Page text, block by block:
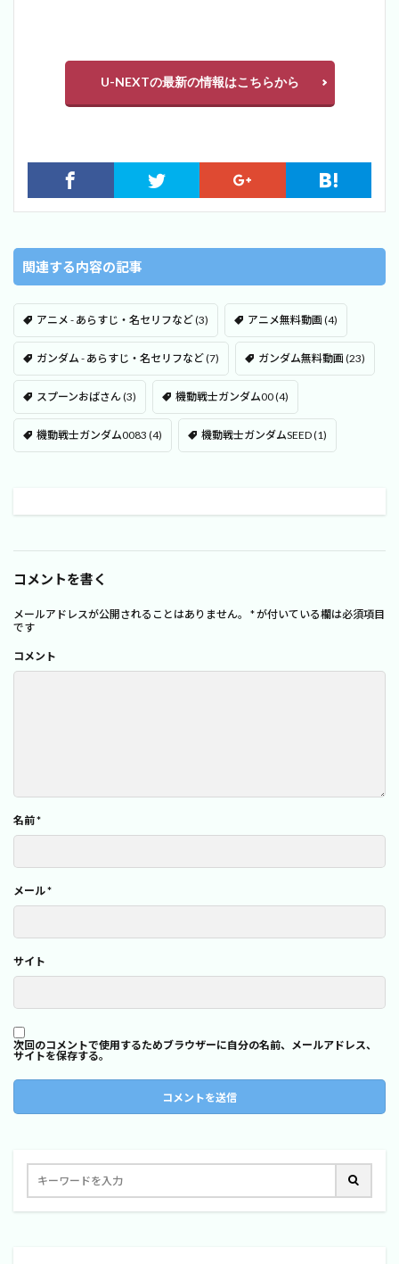
U-NEXTの最新の情報はこちらから
関連する内容の記事
アニメ - あらすじ・名セリフなど(3) アニメ無料動画 (4)
ガンダム - あらすじ・名セリフなど(7) ガンダム無料動画 (23)
スプーンおばさん(3) 機動戦士ガンダム00(4)
機動戦士ガンダム0083 (4) 機動戦士ガンダムSEED(1)
コメントを書く
メールアドレスが公開されることはありません。 *が付いている欄は必須項目
です
コメント
名前*
メール*
サイト
次回のコメントで使用するためブラウザーに自分の名前、メールアドレス、
サイトを保存する。